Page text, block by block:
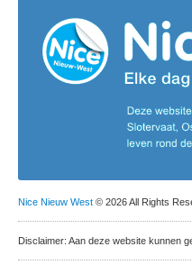
Nice Nieuw West © 2026 All Rights
Disclaimer: Aan deze website kunnen